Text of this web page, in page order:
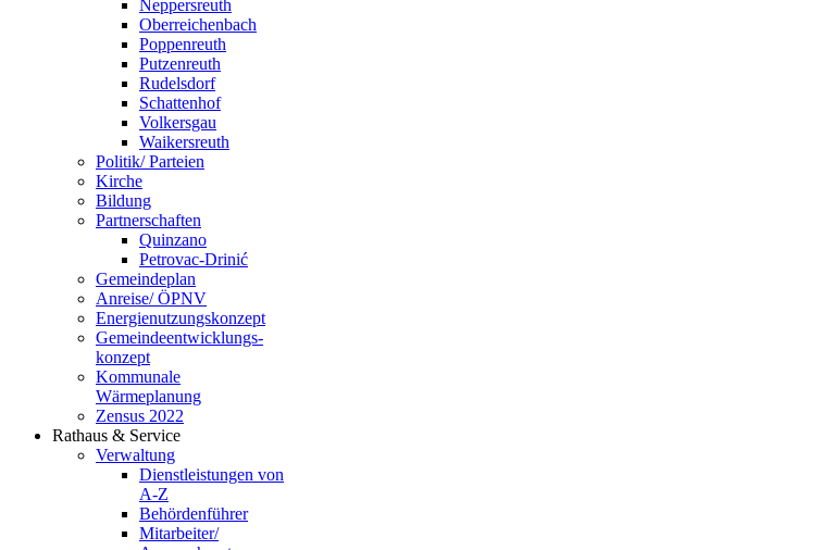
Neppersreuth
Oberreichenbach
Poppenreuth
Putzenreuth
Rudelsdorf
Schattenhof
Volkersgau
Waikersreuth
Politik/ Parteien
Kirche
Bildung
Partnerschaften
Quinzano
Petrovac-Drinić
Gemeindeplan
Anreise/ ÖPNV
Energienutzungskonzept
Gemeindeentwicklungs­
konzept
Kommunale
Wärmeplanung
Zensus 2022
Rathaus & Service
Verwaltung
Dienstleistungen von
A-Z
Behördenführer
Mitarbeiter/